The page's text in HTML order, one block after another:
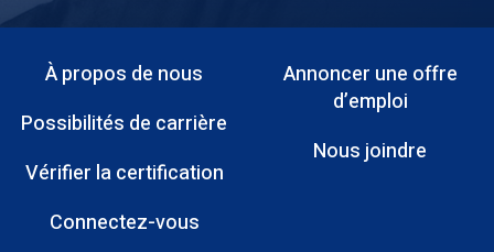
Menu
Pied
de
page
À propos de nous
Possibilités de carrière
Vérifier la certification
Connectez-vous
Annoncer une offre
d’emploi
Nous joindre